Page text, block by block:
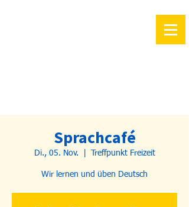
Sprachcafé
Di., 05. Nov. Treffpunkt Freizeit
Wir lernen und üben Deutsch